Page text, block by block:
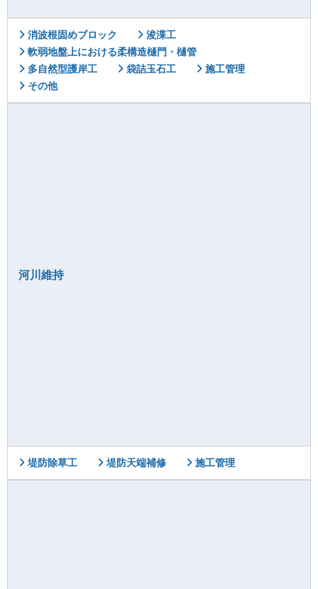
消波根固めブロック
浚渫工
軟弱地盤上における柔構造樋門・樋管
多自然型護岸工
袋詰玉石工
施工管理
その他
河川維持
堤防除草工 堤防天端補修 施工管理